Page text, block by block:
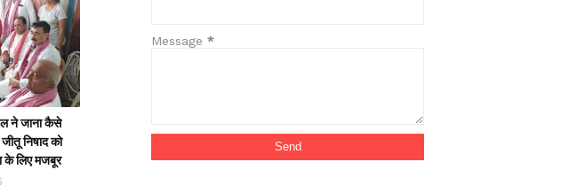
ने जाना कैसे
निषाद को
के लिए मजबूर
Message*